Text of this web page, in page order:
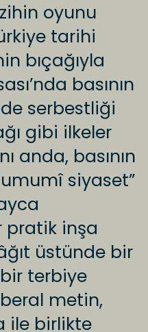
oyunu
tarihi
bıçağıyla
basının
serbestliği
gibi ilkeler
anda, basının
siyaset”
pratik inşa
üstünde bir
terbiye
metin,
ile birlikte